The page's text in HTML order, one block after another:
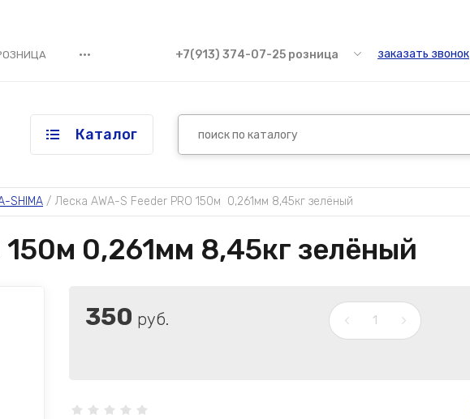
••• +7(913) 374-07-25 розница заказать звонок
Каталог
SHIMA / Леска AWA-S Feeder PRO 150м  0,261мм 8,45кг зелёный
150м 0,261мм 8,45кг зелёный
350 руб.